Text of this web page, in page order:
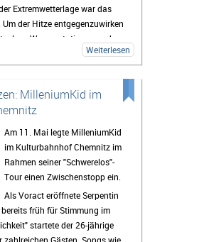
Extremwetterlage war das
der Hitze entgegenzuwirken
Wasserstationen und -
ausgegeben und
um 20% reduziert.
direkt vor Ort.
der Rapper
und Wassereis die passende
für den sich langsam
versprechenden
Mit seinen 17 Jahren und
Kapri
konnte er die Fans, die
in die Stadionsonne trauten,
des OpenAir-Abends wurde
Weiterlesen
MilleniumKid im
Am 11. Mai legte MilleniumKid
im Kulturbahnhof Chemnitz im
Rahmen seiner "Schwerelos"-
Tour einen Zwischenstopp ein.
Als Voract eröffnete Serpentin
früh für Stimmung im
startete der 26-jährige
zahlreichen Gästen. Songs wie